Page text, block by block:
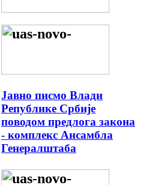
Јавно писмо Влади
Републике Србије
поводом предлога закона
- комплекс Ансамбла
Генералштаба